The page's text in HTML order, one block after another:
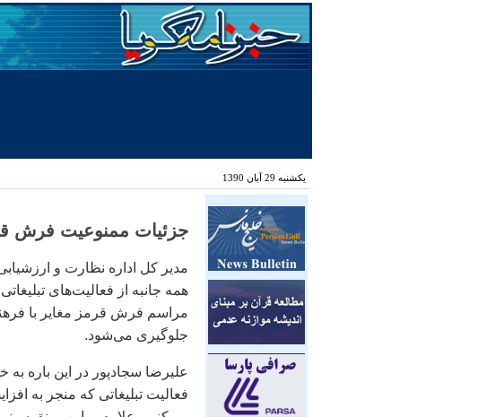
یکشنبه 29 آبان 1390
جزئیات ممنوعیت فرش
مدیر کل اداره نظارت و
همه ‌جانبه از فعالیت‌های
مراسم فرش قرمز مغایر با
جلوگیری می‌شود.
علیرضا سجادپور در این باره به
فعالیت تبلیغاتی که منجر به